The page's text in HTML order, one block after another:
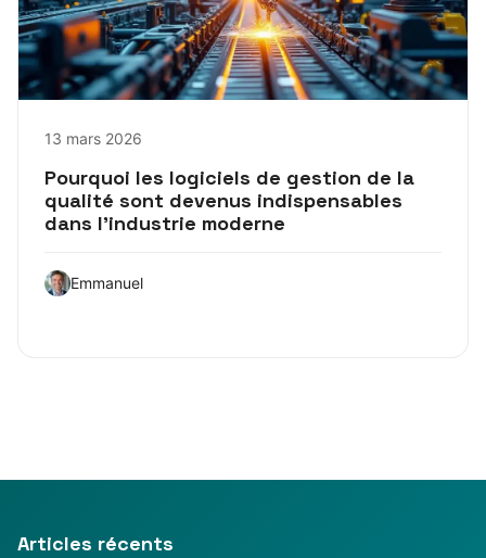
13 mars 2026
Pourquoi les logiciels de gestion de la
qualité sont devenus indispensables
dans l’industrie moderne
Emmanuel
Articles récents